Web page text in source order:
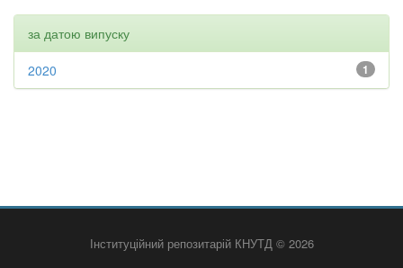
за датою випуску
1
2020
Інституційний репозитарій КНУТД © 2026